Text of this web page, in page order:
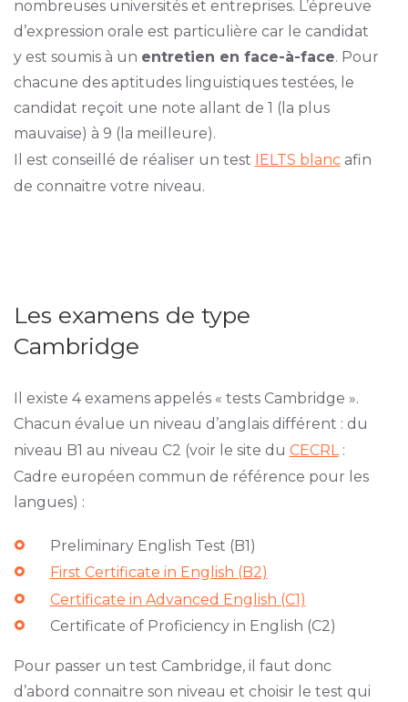
nombreuses universités et entreprises. L’épreuve
d’expression orale est particulière car le candidat
y est soumis à un entretien en face-à-face. Pour
chacune des aptitudes linguistiques testées, le
candidat reçoit une note allant de 1 (la plus
mauvaise) à 9 (la meilleure).
Il est conseillé de réaliser un test
IELTS blancafin
de connaitre votre niveau.
Les examens de type
Cambridge
Il existe 4 examens appelés « tests Cambridge ».
Chacun évalue un niveau d’anglais différent : du
niveau B1 au niveau C2 (voir le site du CECRL:
Cadre européen commun de référence pour les
langues) :
Preliminary English Test (B1)
First Certificate in English (B2)
Certificate in Advanced English (C1)
Certificate of Proficiency in English (C2)
Pour passer un test Cambridge, il faut donc
d’abord connaitre son niveau et choisir le test qui